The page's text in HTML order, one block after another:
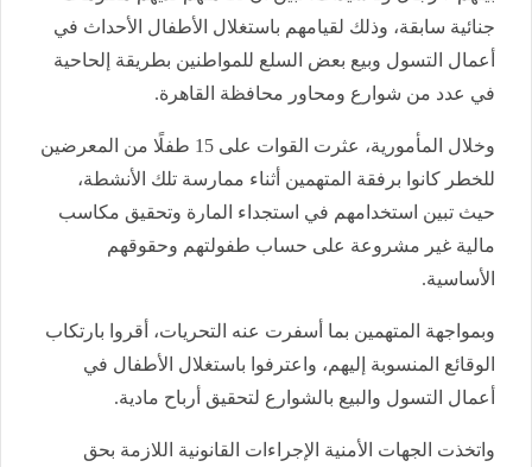
جنائية سابقة، وذلك لقيامهم باستغلال الأطفال الأحداث في
أعمال التسول وبيع بعض السلع للمواطنين بطريقة إلحاحية
في عدد من شوارع ومحاور محافظة القاهرة.
وخلال المأمورية، عثرت القوات على 15 طفلًا من المعرضين
للخطر كانوا برفقة المتهمين أثناء ممارسة تلك الأنشطة،
حيث تبين استخدامهم في استجداء المارة وتحقيق مكاسب
مالية غير مشروعة على حساب طفولتهم وحقوقهم
الأساسية.
وبمواجهة المتهمين بما أسفرت عنه التحريات، أقروا بارتكاب
الوقائع المنسوبة إليهم، واعترفوا باستغلال الأطفال في
أعمال التسول والبيع بالشوارع لتحقيق أرباح مادية.
واتخذت الجهات الأمنية الإجراءات القانونية اللازمة بحق